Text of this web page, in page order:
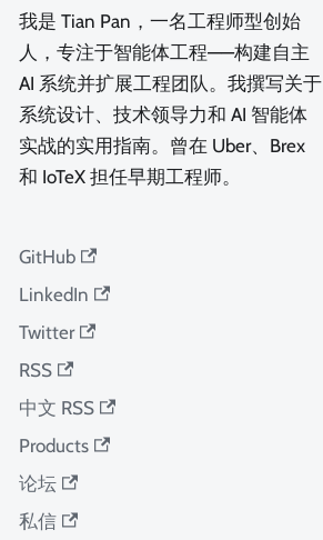
我是 Tian Pan，一名工程师型创始
人，专注于智能体工程——构建自主
AI 系统并扩展工程团队。我撰写关于
系统设计、技术领导力和 AI 智能体
实战的实用指南。曾在 Uber、Brex
和 IoTeX 担任早期工程师。
GitHub
LinkedIn
Twitter
RSS
中文 RSS
Products
论坛
私信